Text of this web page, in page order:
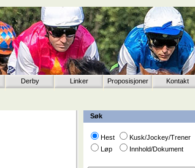
Derby Linker Proposisjoner Kontakt
Søk
Hest
Kusk/Jockey/Trener
Løp
Innhold/Dokument